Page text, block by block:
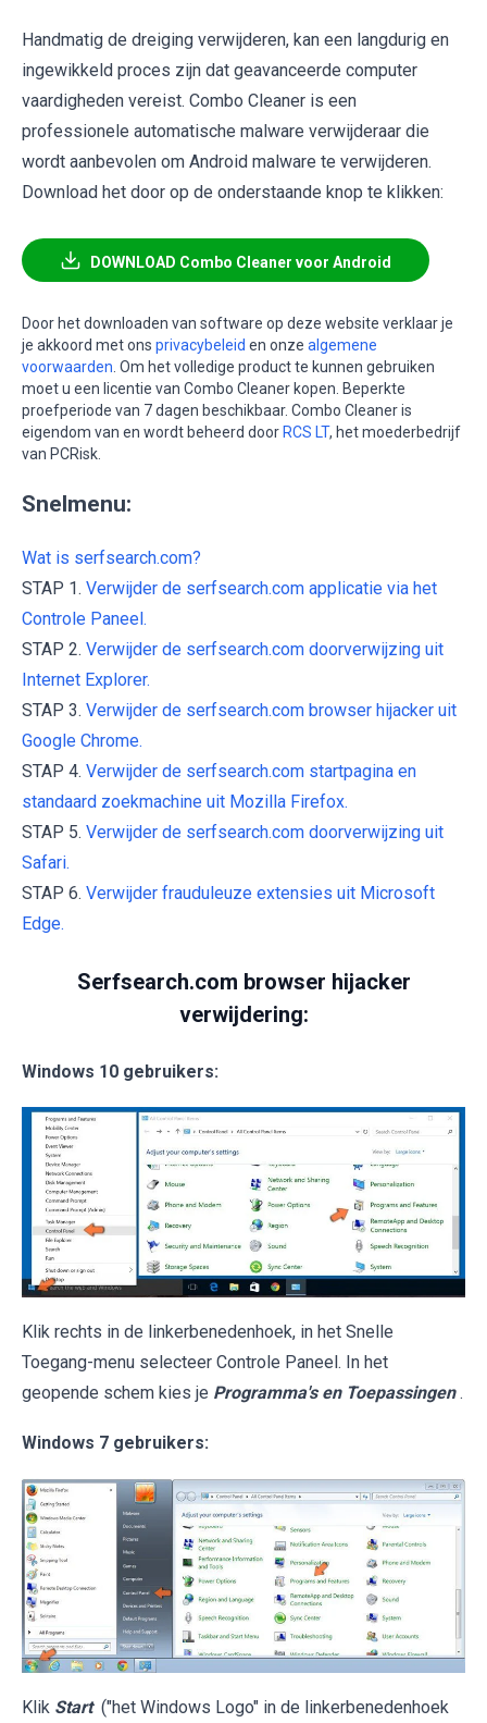
Handmatig de dreiging verwijderen, kan een langdurig en
ingewikkeld proces zijn dat geavanceerde computer
vaardigheden vereist. Combo Cleaner is een
professionele automatische malware verwijderaar die
wordt aanbevolen om Android malware te verwijderen.
Download het door op de onderstaande knop te klikken:
DOWNLOAD Combo Cleaner voor Android
Door het downloaden van software op deze website verklaar je
je akkoord met ons privacybeleid en onze algemene
voorwaarden. Om het volledige product te kunnen gebruiken
moet u een licentie van Combo Cleaner kopen. Beperkte
proefperiode van 7 dagen beschikbaar. Combo Cleaner is
eigendom van en wordt beheerd door RCS LT, het moederbedrijf
van PCRisk.
Snelmenu:
Wat is serfsearch.com?
STAP 1. Verwijder de serfsearch.com applicatie via het
Controle Paneel.
STAP 2. Verwijder de serfsearch.com doorverwijzing uit
Internet Explorer.
STAP 3. Verwijder de serfsearch.com browser hijacker uit
Google Chrome.
STAP 4. Verwijder de serfsearch.com startpagina en
standaard zoekmachine uit Mozilla Firefox.
STAP 5. Verwijder de serfsearch.com doorverwijzing uit
Safari.
STAP 6. Verwijder frauduleuze extensies uit Microsoft
Edge.
Serfsearch.com browser hijacker
verwijdering:
Windows 10 gebruikers:
Klik rechts in de linkerbenedenhoek, in het Snelle
Toegang-menu selecteer Controle Paneel. In het
geopende schem kies je Programma's en Toepassingen .
Windows 7 gebruikers:
Klik Start ("het Windows Logo" in de linkerbenedenhoek